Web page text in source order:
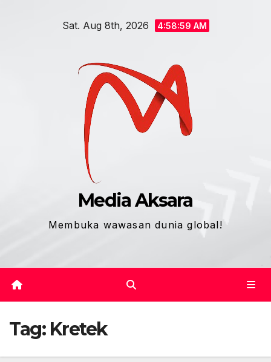
Sat. Aug 8th, 2026 4:59:00 AM
Media Aksara
Membuka wawasan dunia global!
Tag: Kretek